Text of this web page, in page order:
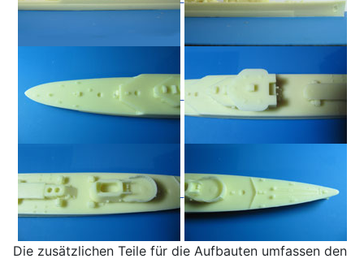
Die zusätzlichen Teile für die Aufbauten umfassen den